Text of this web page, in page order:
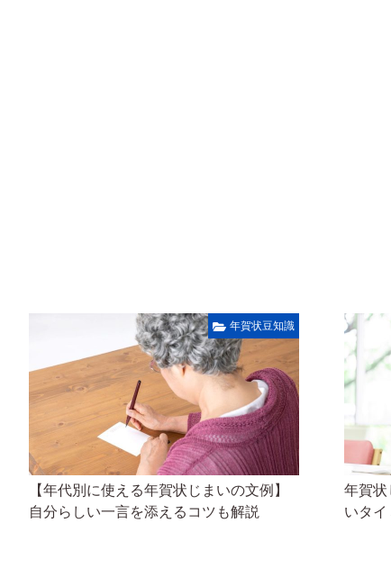
年賀状豆知識
【年代別に使える年賀状じまいの文例】
自分らしい一言を添えるコツも解説
年賀状
いタイ